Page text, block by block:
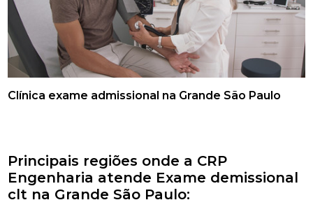
Clínica exame admissional na Grande São Paulo
Principais regiões onde a CRP
Engenharia atende Exame demissional
clt na Grande São Paulo: